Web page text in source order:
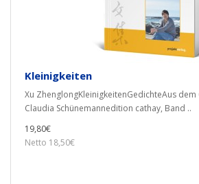
Kleinigkeiten
Xu ZhenglongKleinigkeitenGedichteAus dem
Claudia Schünemannedition cathay, Band ..
19,80€
Netto 18,50€